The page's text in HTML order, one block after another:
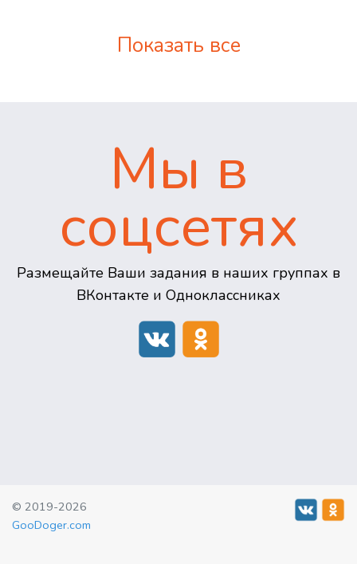
Показать все
Мы в
соцсетях
Размещайте Ваши задания в наших группах в
ВКонтакте и Одноклассниках
© 2019-2026
GooDoger.com